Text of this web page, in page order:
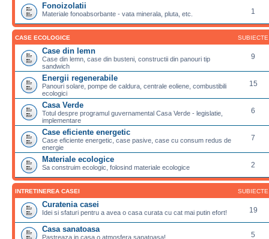
Fonoizolatii
Materiale fonoabsorbante - vata minerala, pluta, etc. 1
CASE ECOLOGICE SUBIECTE
Case din lemn
Case din lemn, case din busteni, constructii din panouri tip
sandwich
9
Energii regenerabile
Panouri solare, pompe de caldura, centrale eoliene, combustibili
ecologici
15
Casa Verde
Totul despre programul guvernamental Casa Verde - legislatie,
implementare
6
Case eficiente energetic
Case eficiente energetic, case pasive, case cu consum redus de
energie
7
Materiale ecologice
Sa construim ecologic, folosind materiale ecologice 2
INTRETINEREA CASEI SUBIECTE
Curatenia casei
Idei si sfaturi pentru a avea o casa curata cu cat mai putin efort! 19
Casa sanatoasa
Pastreaza in casa o atmosfera sanatoasa! 5